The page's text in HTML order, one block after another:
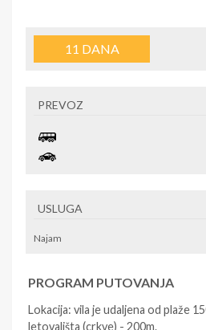
11 DANA
PREVOZ
USLUGA
Najam
PROGRAM PUTOVANJA
Lokacija: vila je udaljena od plaže
letovališta (crkve) - 200m.